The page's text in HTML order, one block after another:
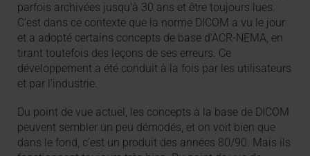
parfois archivées jusqu’à 30 ans et être toujours lues.
C’est dans ce contexte que la norme DICOM a vu le jour
et a adopté certains concepts de base d’ACR-NEMA, en
tirant toutefois des leçons de ses erreurs. Ce
développement a été conduit à la fois par les utilisateurs
et par l’industrie.
Du point de vue actuel, les concepts à la base de DICOM
peuvent sembler un peu démodés, et on voit bien que
dans le fond, c’est un produit des années 80/90. Mais ils